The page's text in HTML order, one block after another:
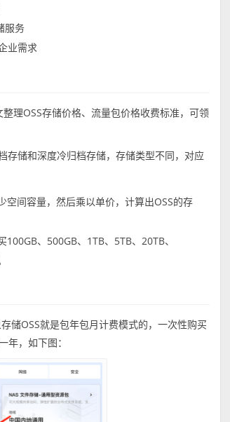
服务
业需求
理OSS存储价格、流量包价格收费标准，可领
存储和深度冷归档存储，存储类型不同，对应
间容量，然后乘以单价，计算出OSS的存
、500GB、1TB、5TB、20TB、
储OSS就是包年包月计费模式的，一次性购买
，如下图：